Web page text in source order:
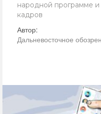
народной программе
кадров
Автор:
Дальневосточное